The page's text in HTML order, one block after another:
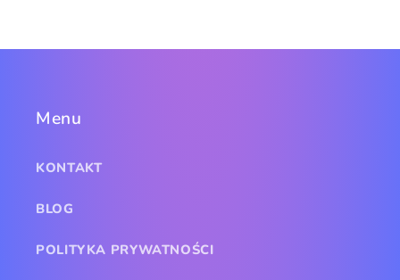
Menu
KONTAKT
BLOG
POLITYKA PRYWATNOŚCI